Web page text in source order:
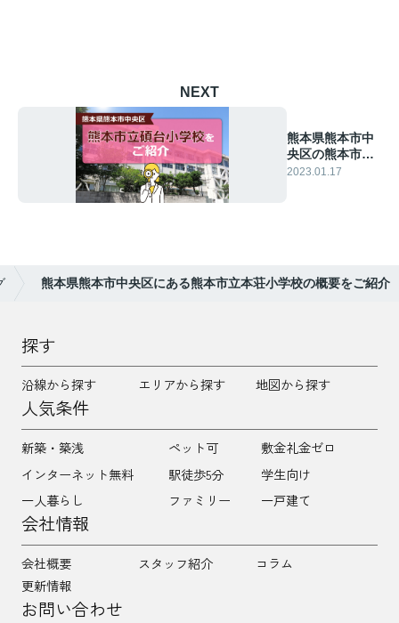
NEXT
熊本県熊本市中
央区の熊本市立
碩台小学校をご
2023.01.17
熊本県熊本市中央区にある熊本市立本荘小学校の概要をご紹介
探す
沿線から探す エリアから探す 地図から探す
人気条件
新築・築浅 ペット可
敷金礼金ゼロ
インターネット無料
駅徒歩5分
学生向け
一人暮らし
ファミリー 一戸建て
会社情報
会社概要 スタッフ紹介
コラム
更新情報
お問い合わせ